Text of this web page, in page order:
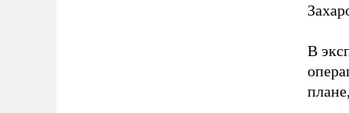
В